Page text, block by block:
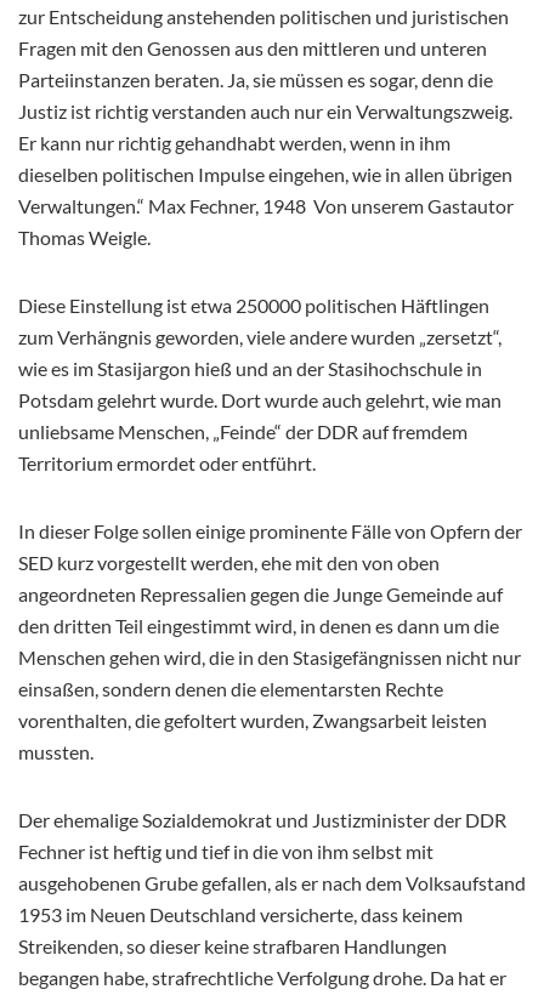
zur Entscheidung anstehenden politischen und juristischen
Fragen mit den Genossen aus den mittleren und unteren
Parteiinstanzen beraten. Ja, sie müssen es sogar, denn die
Justiz ist richtig verstanden auch nur ein Verwaltungszweig.
Er kann nur richtig gehandhabt werden, wenn in ihm
dieselben politischen Impulse eingehen, wie in allen übrigen
Verwaltungen.“ Max Fechner, 1948 Von unserem Gastautor
Thomas Weigle.
Diese Einstellung ist etwa 250000 politischen Häftlingen
zum Verhängnis geworden, viele andere wurden „zersetzt“,
wie es im Stasijargon hieß und an der Stasihochschule in
Potsdam gelehrt wurde. Dort wurde auch gelehrt, wie man
unliebsame Menschen, „Feinde“ der DDR auf fremdem
Territorium ermordet oder entführt.
In dieser Folge sollen einige prominente Fälle von Opfern der
SED kurz vorgestellt werden, ehe mit den von oben
angeordneten Repressalien gegen die Junge Gemeinde auf
den dritten Teil eingestimmt wird, in denen es dann um die
Menschen gehen wird, die in den Stasigefängnissen nicht nur
einsaßen, sondern denen die elementarsten Rechte
vorenthalten, die gefoltert wurden, Zwangsarbeit leisten
mussten.
Der ehemalige Sozialdemokrat und Justizminister der DDR
Fechner ist heftig und tief in die von ihm selbst mit
ausgehobenen Grube gefallen, als er nach dem Volksaufstand
1953 im Neuen Deutschland versicherte, dass keinem
Streikenden, so dieser keine strafbaren Handlungen
begangen habe, strafrechtliche Verfolgung drohe. Da hat er